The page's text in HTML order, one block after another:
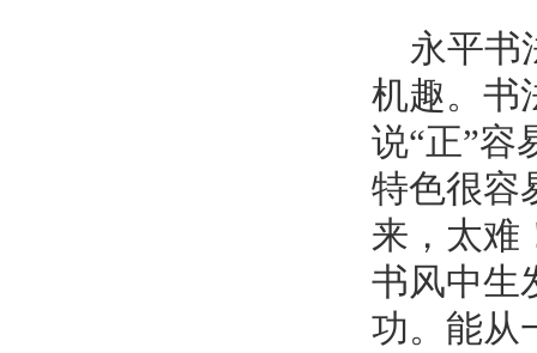
永平书
机趣。书
说“正”容
特色很容
来，太难
书风中生
功。能从